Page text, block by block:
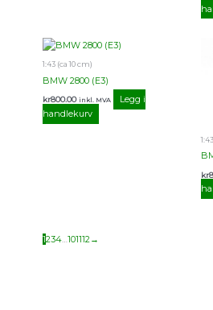
1:43 (ca 10 cm)
BMW 2800 (E3)
kr800.00 inkl. MVA
Legg i
handlekurv
kr
1234… 101112 →